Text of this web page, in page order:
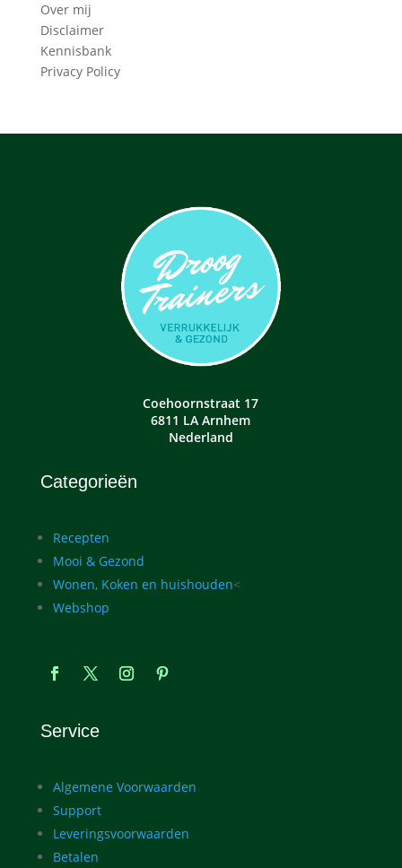
Over mij
Disclaimer
Kennisbank
Privacy Policy
Coehoornstraat 17
6811 LA Arnhem
Nederland
Categorieën
Recepten
Mooi & Gezond
Wonen, Koken en huishouden<
Webshop
Service
Algemene Voorwaarden
Support
Leveringsvoorwaarden
Betalen